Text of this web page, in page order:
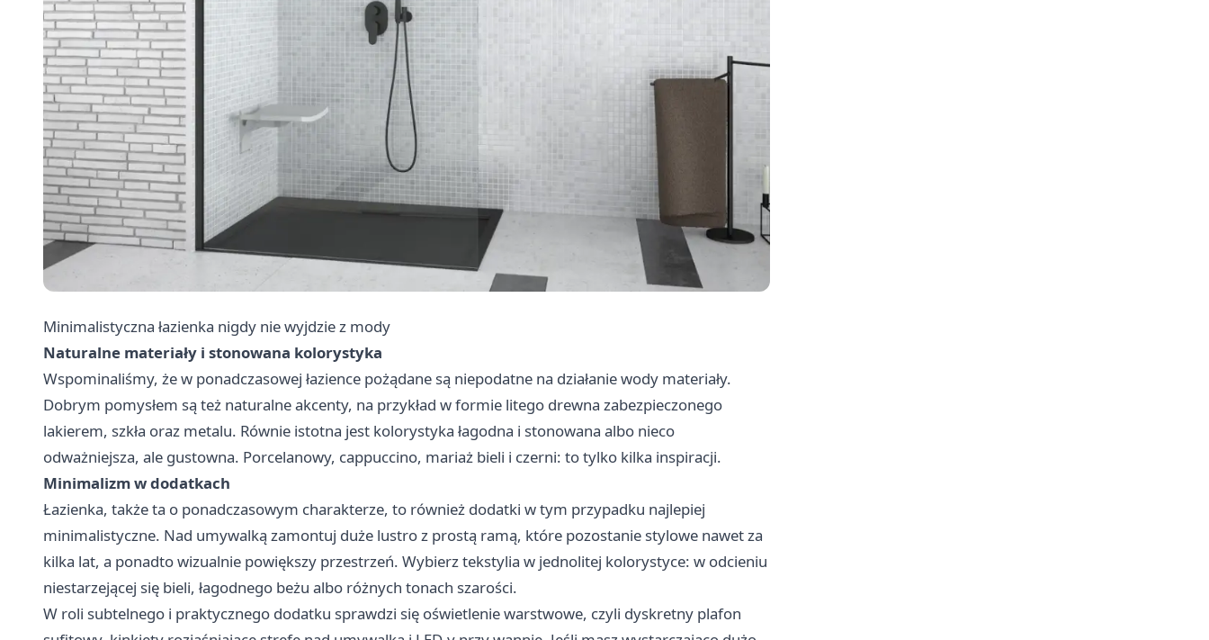
Minimalistyczna łazienka nigdy nie wyjdzie z mody
Naturalne materiały i stonowana kolorystyka
Wspominaliśmy, że w ponadczasowej łazience pożądane są niepodatne na działanie wody materiały.
Dobrym pomysłem są też naturalne akcenty, na przykład w formie litego drewna zabezpieczonego
lakierem, szkła oraz metalu. Równie istotna jest kolorystyka łagodna i stonowana albo nieco
odważniejsza, ale gustowna. Porcelanowy, cappuccino, mariaż bieli i czerni: to tylko kilka inspiracji.
Minimalizm w dodatkach
Łazienka, także ta o ponadczasowym charakterze, to również dodatki w tym przypadku najlepiej
minimalistyczne. Nad umywalką zamontuj duże lustro z prostą ramą, które pozostanie stylowe nawet za
kilka lat, a ponadto wizualnie powiększy przestrzeń. Wybierz tekstylia w jednolitej kolorystyce: w odcieniu
niestarzejącej się bieli, łagodnego beżu albo różnych tonach szarości.
W roli subtelnego i praktycznego dodatku sprawdzi się oświetlenie warstwowe, czyli dyskretny plafon